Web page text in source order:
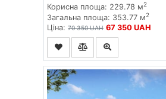
Корисна площа: 229.78 м2
Загальна площа: 353.77 м2
Ціна: 70 350 UAH 67 350 UAH